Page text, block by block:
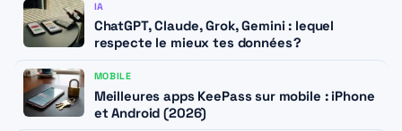
IA
ChatGPT, Claude, Grok, Gemini : lequel
respecte le mieux tes données ?
MOBILE
Meilleures apps KeePass sur mobile : iPhone
et Android (2026)